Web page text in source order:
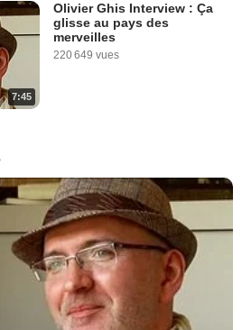
7:45
Olivier Ghis Interview : Ça
glisse au pays des
merveilles
220 649 vues